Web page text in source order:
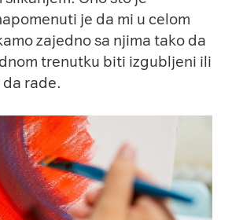
je da mi u celom
zajedno sa njima tako da
trenutku biti izgubljeni ili
rade.